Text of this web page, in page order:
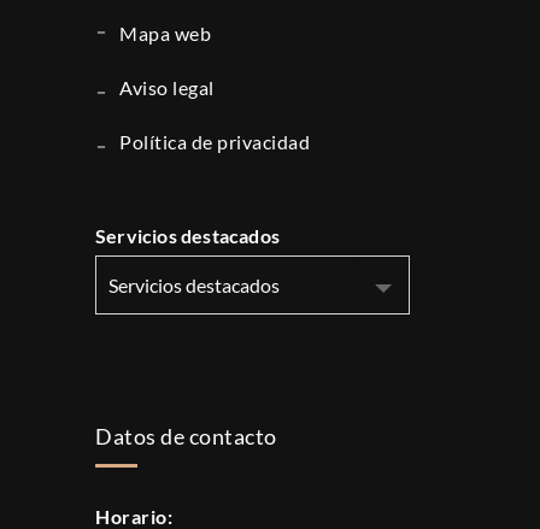
mapa web
aviso legal
política de privacidad
Servicios destacados
Datos de contacto
Horario: